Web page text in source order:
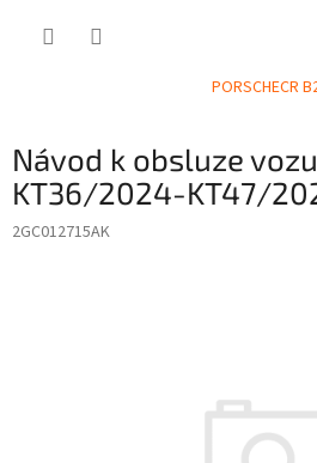
PORSCHECR
Návod k obsluze
KT36/2024-KT47/
2GC012715AK